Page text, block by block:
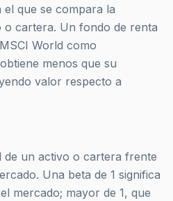
que se compara la
o cartera. Un fondo de renta
World como
menos que su
valor respecto a
de un activo o cartera frente
Una beta de 1 significa
mercado; mayor de 1, que